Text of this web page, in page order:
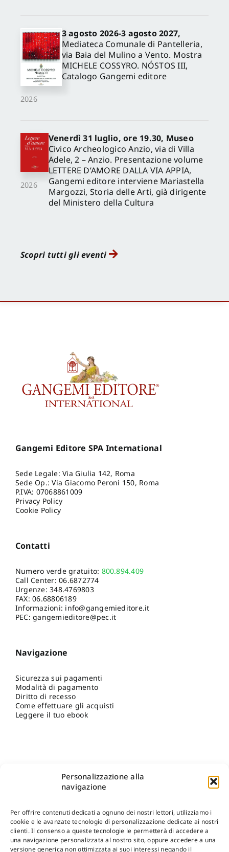
Personalizzazione alla
navigazione
Per offrire contenuti dedicati a ognuno dei nostri lettori, utilizziamo i
cookie e le avanzate tecnologie di personalizzazione dedicate ai nostri
clienti. Il consenso a queste tecnologie le permetterà di accedere a
una navigazione personalizzata al nostro sito, oppure accedere a una
versione generica non ottimizzata ai suoi interessi negando il
2026
3 agosto 2026-3 agosto 2027,
Mediateca Comunale di Pantelleria,
via Baia del Mulino a Vento. Mostra
MICHELE COSSYRO. NÓSTOS III,
Catalogo Gangemi editore
2026
Venerdì 31 luglio, ore 19.30, Museo
Civico Archeologico Anzio, via di Villa
Adele, 2 – Anzio. Presentazione volume
LETTERE D’AMORE DALLA VIA APPIA,
Gangemi editore interviene Mariastella
Margozzi, Storia delle Arti, già dirigente
del Ministero della Cultura
Scopri tutti gli eventi
Gangemi Editore SPA International
Sede Legale: Via Giulia 142, Roma
Sede Op.: Via Giacomo Peroni 150, Roma
P.IVA: 07068861009
Privacy Policy
Cookie Policy
Contatti
Numero verde gratuito: 800.894.409
Call Center:06.6872774
Urgenze:348.4769803
FAX: 06.68806189
Informazioni: info@gangemieditore.it
PEC: gangemieditore@pec.it
Navigazione
Sicurezza sui pagamenti
Modalità di pagamento
Diritto di recesso
Come effettuare gli acquisti
Leggere il tuo ebook
Shop Gangemi Editore-Pagamenti Sicuri e anche Rateali